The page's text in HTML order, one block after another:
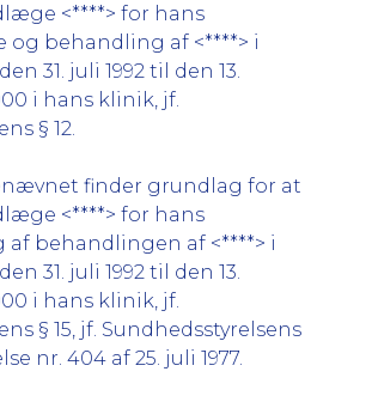
<****> for hans
og behandling af <****> i
31. juli 1992 til den 13.
i hans klinik, jf.
§ 12.
finder grundlag for at
<****> for hans
behandlingen af <****> i
31. juli 1992 til den 13.
i hans klinik, jf.
§ 15, jf. Sundhedsstyrelsens
nr. 404 af 25. juli 1977.